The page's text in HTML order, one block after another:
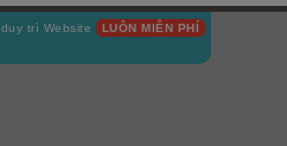
duy trì Website
LUÔN MIỄN PHÍ